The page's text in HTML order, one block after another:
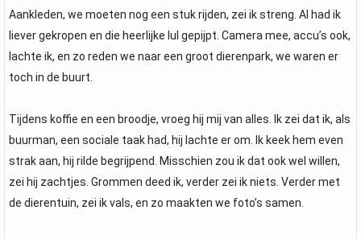
Aankleden, we moeten nog een stuk rijden, zei ik streng. Al had ik
liever gekropen en die heerlijke lul gepijpt. Camera mee, accu’s ook,
lachte ik, en zo reden we naar een groot dierenpark, we waren er
toch in de buurt.
Tijdens koffie en een broodje, vroeg hij mij van alles. Ik zei dat ik, als
buurman, een sociale taak had, hij lachte er om. Ik keek hem even
strak aan, hij rilde begrijpend. Misschien zou ik dat ook wel willen,
zei hij zachtjes. Grommen deed ik, verder zei ik niets. Verder met
de dierentuin, zei ik vals, en zo maakten we foto’s samen.